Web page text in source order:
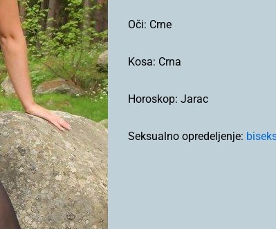
Oči: Crne
Kosa: Crna
Horoskop: Jarac
Seksualno opredeljenje: